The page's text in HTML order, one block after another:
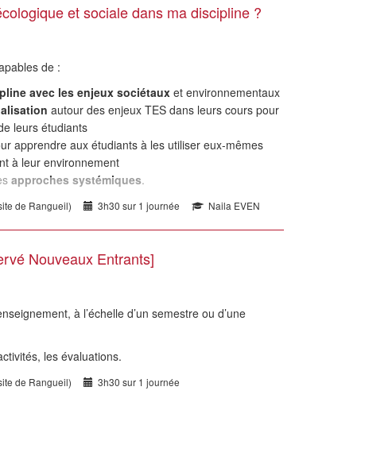
et sociale dans ma discipline ?
de :
avec les enjeux sociétauxet environnementaux
autour des enjeux TES dans leurs cours pour
leurs étudiants
apprendre aux étudiants à les utiliser eux-mêmes
à leur environnement
approches systémiques.
de Rangueil) 3h30 sur 1 journée Naila EVEN
Nouveaux Entrants]
à l’échelle d’un semestre ou d’une
les évaluations.
de Rangueil)
3h30 sur 1 journée